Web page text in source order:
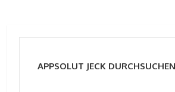
APPSOLUT JECK DURCHSUCHEN